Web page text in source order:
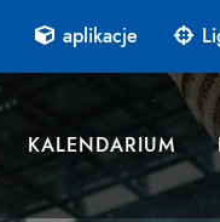
aplikacje
KALENDARIUM